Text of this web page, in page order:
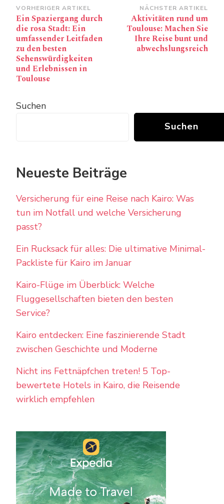
Beitragsnavigation
VORHERIGER ARTIKEL
Ein Spaziergang durch
die rosa Stadt: Ein
umfassender Leitfaden
zu den besten
Sehenswürdigkeiten
und Erlebnissen in
Toulouse
NÄCHSTER ARTIKEL
Aktivitäten rund um
Toulouse: Machen Sie
Ihre Reise bunt und
abwechslungsreich
Suchen
Suchen
Neueste Beiträge
Versicherung für eine Reise nach Kairo: Was
tun im Notfall und welche Versicherung
passt?
Ein Rucksack für alles: Die ultimative Minimal-
Packliste für Kairo im Januar
Kairo-Flüge im Überblick: Welche
Fluggesellschaften bieten den besten
Service?
Kairo entdecken: Eine faszinierende Stadt
zwischen Geschichte und Moderne
Nicht ins Fettnäpfchen treten! 5 Top-
bewertete Hotels in Kairo, die Reisende
wirklich empfehlen